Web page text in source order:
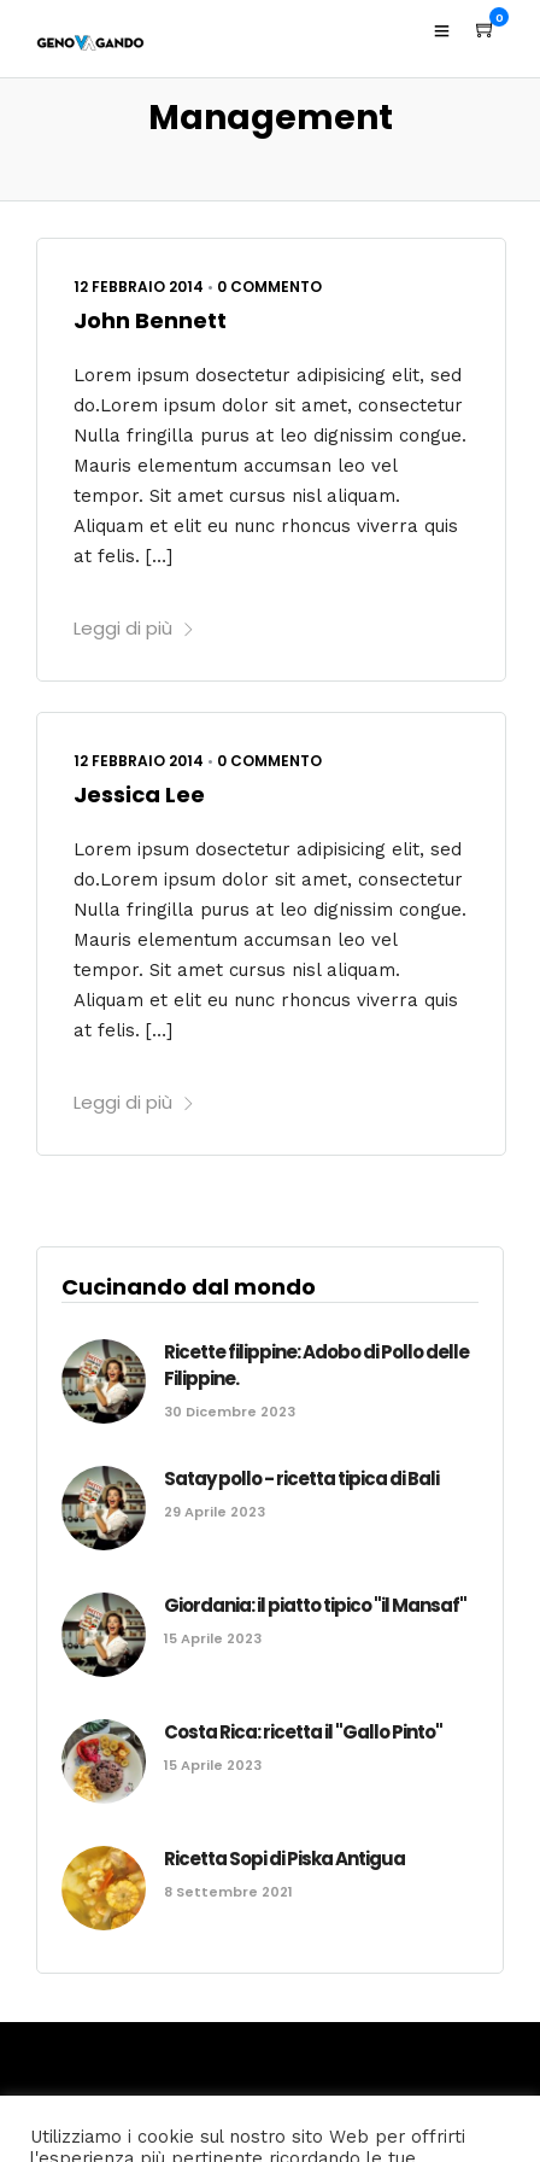
0
Management
12 FEBBRAIO 2014 • 0 COMMENTO
John Bennett
Lorem ipsum dosectetur adipisicing elit, sed
do.Lorem ipsum dolor sit amet, consectetur
Nulla fringilla purus at leo dignissim congue.
Mauris elementum accumsan leo vel
tempor. Sit amet cursus nisl aliquam.
Aliquam et elit eu nunc rhoncus viverra quis
at felis. […]
Leggi di più
12 FEBBRAIO 2014 • 0 COMMENTO
Jessica Lee
Lorem ipsum dosectetur adipisicing elit, sed
do.Lorem ipsum dolor sit amet, consectetur
Nulla fringilla purus at leo dignissim congue.
Mauris elementum accumsan leo vel
tempor. Sit amet cursus nisl aliquam.
Aliquam et elit eu nunc rhoncus viverra quis
at felis. […]
Leggi di più
Cucinando dal mondo
Ricette filippine: Adobo di Pollo delle
Filippine.
30 Dicembre 2023
Satay pollo - ricetta tipica di Bali
29 Aprile 2023
Giordania: il piatto tipico "il Mansaf"
15 Aprile 2023
Costa Rica: ricetta il "Gallo Pinto"
15 Aprile 2023
Ricetta Sopi di Piska Antigua
8 Settembre 2021
Utilizziamo i cookie sul nostro sito Web per offrirti